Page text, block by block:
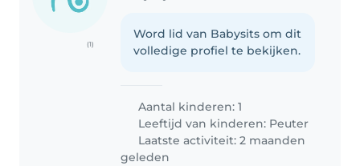
(1)
Word lid van Babysits om dit
volledige profiel te bekijken.
Aantal kinderen: 1
Leeftijd van kinderen: Peuter
Laatste activiteit: 2 maanden
geleden